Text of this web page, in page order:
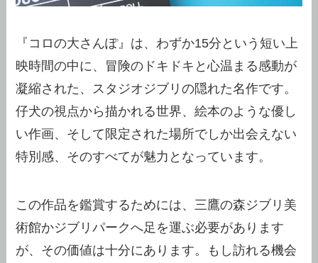
『コロの大さんぽ』は、わずか15分という短い上
映時間の中に、冒険のドキドキと心温まる感動が
凝縮された、スタジオジブリの隠れた名作です。
仔犬の視点から描かれる世界、絵本のような優し
い作画、そして限定された場所でしか出会えない
特別感、そのすべてが魅力となっています。
この作品を鑑賞するためには、三鷹の森ジブリ美
術館かジブリパークへ足を運ぶ必要があります
が、その価値は十分にあります。もし訪れる機会